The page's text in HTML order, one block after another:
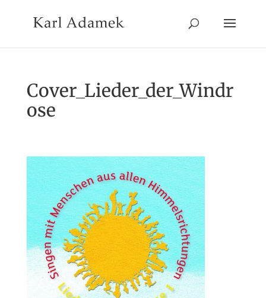
Cover_Lieder_der_Windr
ose